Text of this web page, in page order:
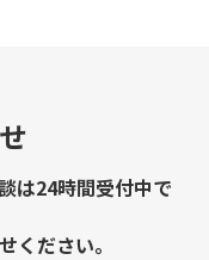
は24時間受付中で
ください。